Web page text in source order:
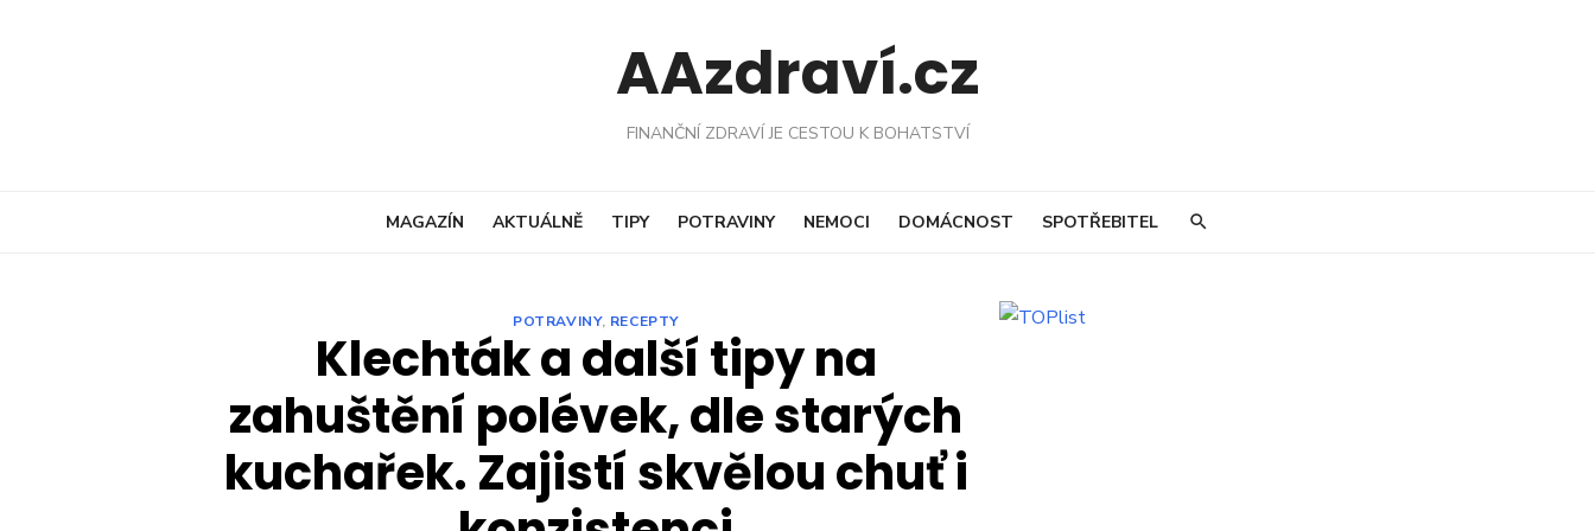
AAzdraví.cz
FINANČNÍ ZDRAVÍ JE CESTOU K BOHATSTVÍ
MAGAZÍN AKTUÁLNĚ TIPY POTRAVINY NEMOCI DOMÁCNOST SPOTŘEBITEL
POTRAVINY, RECEPTY
Klechták a další tipy na
zahuštění polévek, dle starých
kuchařek. Zajistí skvělou chuť i